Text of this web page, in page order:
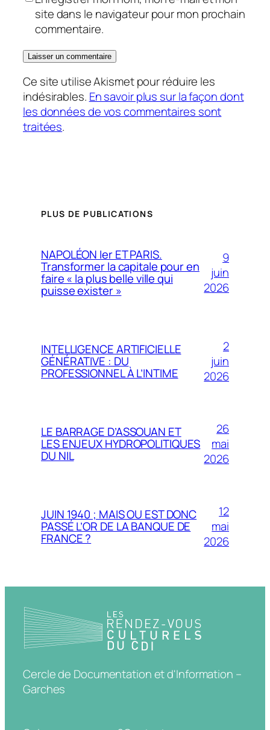
site dans le navigateur pour mon prochain
commentaire.
Ce site utilise Akismet pour réduire les
indésirables. En savoir plus sur la façon dont
les données de vos commentaires sont
traitées.
PLUS DE PUBLICATIONS
NAPOLÉON Ier ET PARIS.
Transformer la capitale pour en
faire « la plus belle ville qui
puisse exister »
9
juin
2026
INTELLIGENCE ARTIFICIELLE
GÉNÉRATIVE : DU
PROFESSIONNEL À L’INTIME
2
juin
2026
LE BARRAGE D’ASSOUAN ET
LES ENJEUX HYDROPOLITIQUES
DU NIL
26
mai
2026
JUIN 1940 ; MAIS OU EST DONC
PASSÉ L’OR DE LA BANQUE DE
FRANCE ?
12
mai
2026
Cercle de Documentation et d'Information –
Garches